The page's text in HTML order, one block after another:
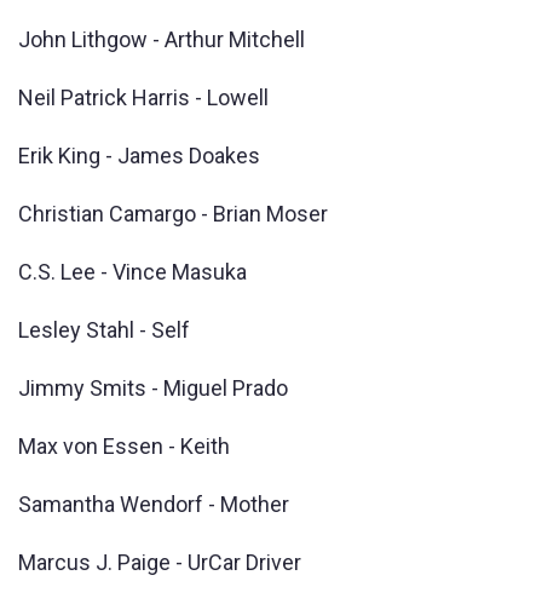
John Lithgow - Arthur Mitchell
Neil Patrick Harris - Lowell
Erik King - James Doakes
Christian Camargo - Brian Moser
C.S. Lee - Vince Masuka
Lesley Stahl - Self
Jimmy Smits - Miguel Prado
Max von Essen - Keith
Samantha Wendorf - Mother
Marcus J. Paige - UrCar Driver